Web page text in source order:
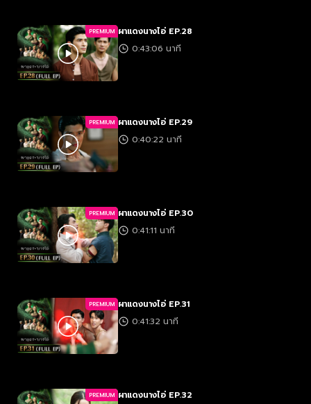
PREMIUM ผาแดงนางไอ่ EP.28
0:43:06 นาที
PREMIUM ผาแดงนางไอ่ EP.29
0:40:22 นาที
PREMIUM ผาแดงนางไอ่ EP.30
0:41:11 นาที
PREMIUM ผาแดงนางไอ่ EP.31
0:41:32 นาที
PREMIUM ผาแดงนางไอ่ EP.32